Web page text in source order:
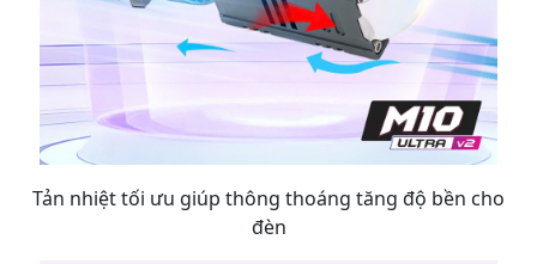
Tản nhiệt tối ưu giúp thông thoáng tăng độ bền cho
đèn